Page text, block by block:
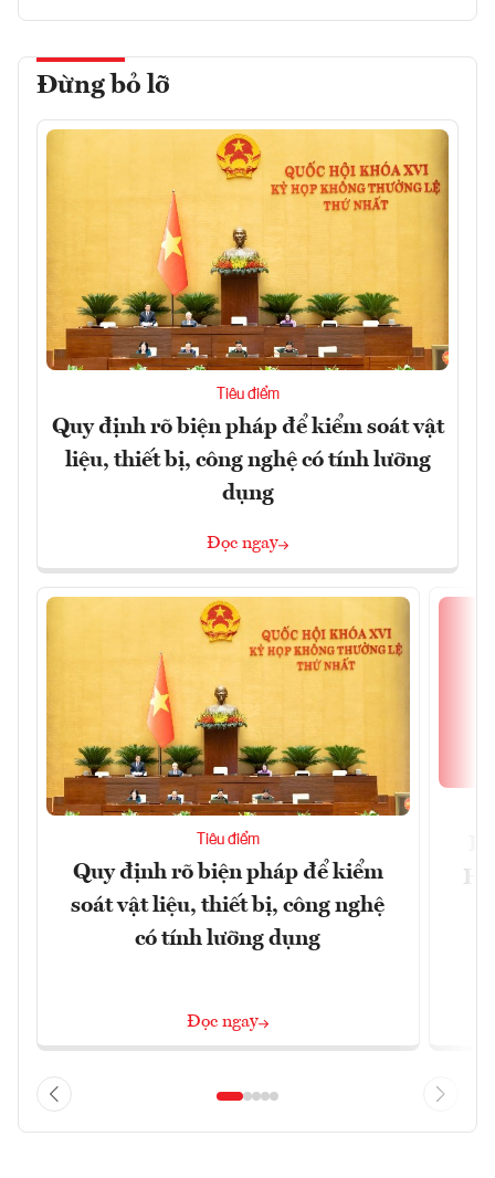
Đừng bỏ lỡ
Tiêu điểm
Quy định rõ biện pháp để kiểm soát vật
liệu, thiết bị, công nghệ có tính lưỡng
dụng
Đọc ngay
Tiêu điểm
Quy định rõ biện pháp để kiểm
soát vật liệu, thiết bị, công nghệ
có tính lưỡng dụng
Đọc ngay